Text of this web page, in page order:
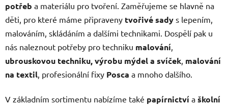
potřeb a materiálu pro tvoření. Zaměřujeme se hlavně na
děti, pro které máme připraveny tvořivé sady s lepením,
malováním, skládáním a dalšími technikami. Dospělí pak u
nás naleznout potřeby pro techniku malování,
ubrouskovou techniku,výrobu mýdel a svíček, malování
na textil, profesionální fixy Posca a mnoho dalšího.
V základním sortimentu nabízíme také papírnictví a školní